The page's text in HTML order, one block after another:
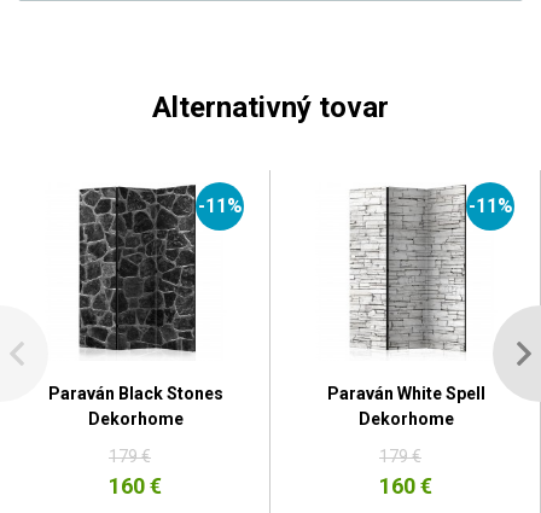
Alternativný tovar
-11%
Paraván Black Stones
Dekorhome
179 €
160 €
-11%
Paraván White Spell
Dekorhome
179 €
160 €